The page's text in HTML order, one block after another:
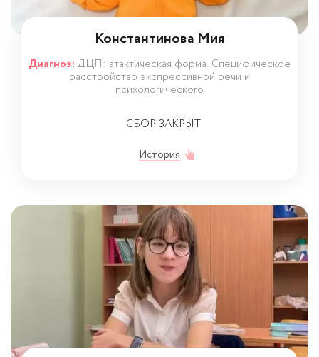
Константинова Мия
Диагноз: ДЦП: атактическая форма. Специфическое
расстройство экспрессивной речи и
психологического
СБОР ЗАКРЫТ
История